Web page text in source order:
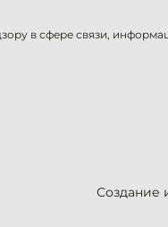
в сфере связи,
Создание